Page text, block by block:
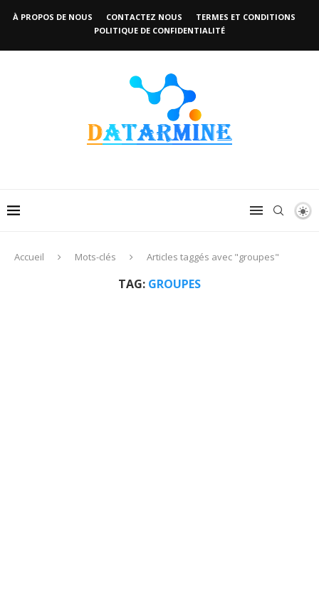
À PROPOS DE NOUS CONTACTEZ NOUS
TERMES ET CONDITIONS
POLITIQUE DE CONFIDENTIALITÉ
Accueil Mots-clés Articles taggés avec "groupes"
TAG: GROUPES